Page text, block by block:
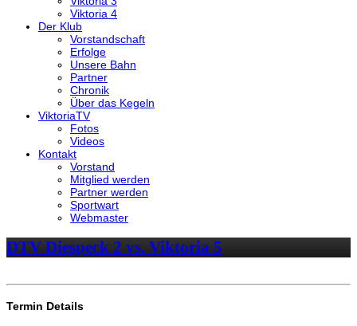
Viktoria 4
Der Klub
Vorstandschaft
Erfolge
Unsere Bahn
Partner
Chronik
Über das Kegeln
ViktoriaTV
Fotos
Videos
Kontakt
Vorstand
Mitglied werden
Partner werden
Sportwart
Webmaster
DTV Diespeck 2 vs. Viktoria 5
Termin Details